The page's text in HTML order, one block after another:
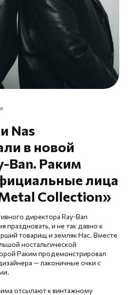
Nas
в новой
Ban. Раким
лица
Collection»
директора Ray-Ban
праздновать, и не так давно к
товарищ и земляк Нас. Вместе
ностальгической
Раким продемонстрировал
— лаконичные очки с
отсылают к винтажному